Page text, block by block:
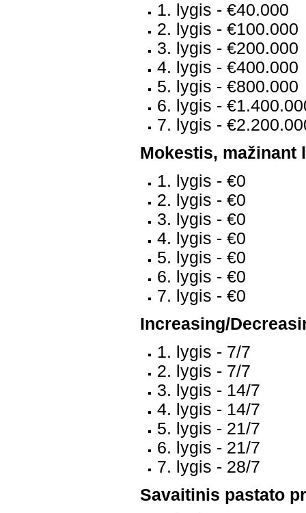
1. lygis - €40.000
2. lygis - €100.000
3. lygis - €200.000
4. lygis - €400.000
5. lygis - €800.000
6. lygis -
7. lygis -
Mokestis, mažinant
1. lygis - €0
2. lygis - €0
3. lygis - €0
4. lygis - €0
5. lygis - €0
6. lygis - €0
7. lygis - €0
Increasing/
1. lygis - 7/7
2. lygis - 7/7
3. lygis - 14/7
4. lygis - 14/7
5. lygis - 21/7
6. lygis - 21/7
7. lygis - 28/7
Savaitinis pastato